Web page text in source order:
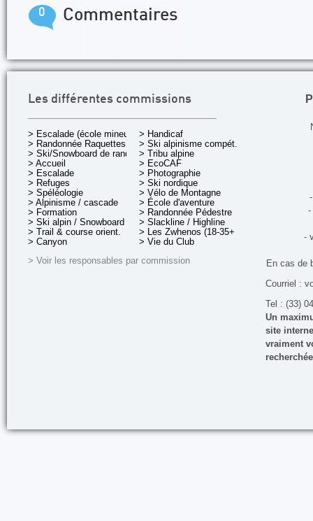
0 Commentaires
Les différentes commissions
> Escalade (école mineurs)
> Randonnée Raquettes
> Ski/Snowboard de rando.
> Accueil
> Escalade
> Refuges
> Spéléologie
> Alpinisme / cascade
> Formation
> Ski alpin / Snowboard
> Trail & course orient.
> Canyon
> Handicaf
> Ski alpinisme compét.
> Tribu alpine
> EcoCAF
> Photographie
> Ski nordique
> Vélo de Montagne
> École d'aventure
> Randonnée Pédestre
> Slackline / Highline
> Les Zwhenos (18-35+ ans)
> Vie du Club
> Voir les responsables par commission
-
-
En cas de
Courriel :
Tel : (33)
Un
site
vraiment